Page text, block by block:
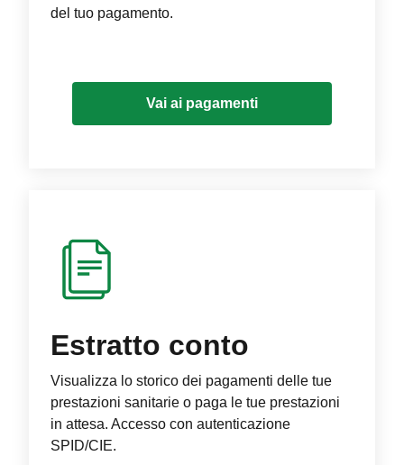
del tuo pagamento.
Vai ai pagamenti
Estratto conto
Visualizza lo storico dei pagamenti delle tue
prestazioni sanitarie o paga le tue prestazioni
in attesa. Accesso con autenticazione
SPID/CIE.